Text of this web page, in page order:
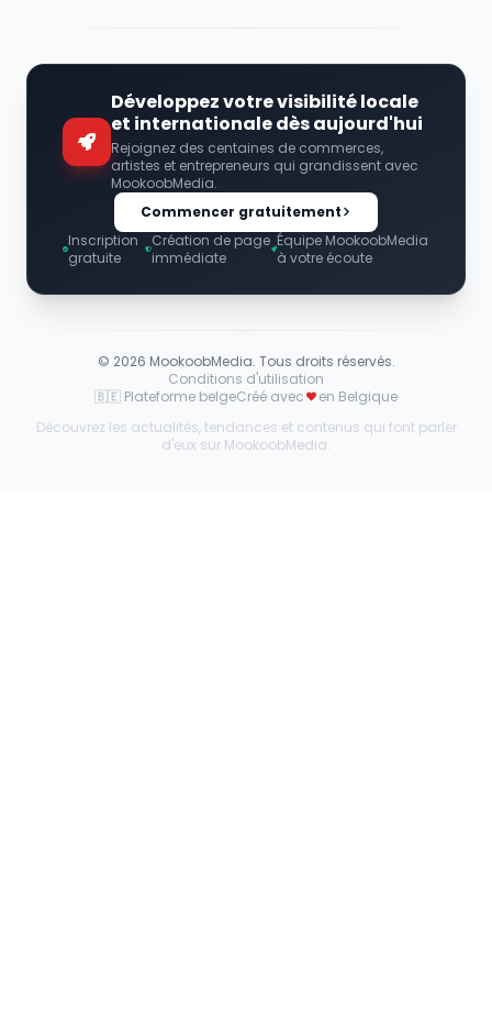
Développez votre visibilité locale
et internationale dès aujourd'hui
Rejoignez des centaines de commerces,
artistes et entrepreneurs qui grandissent avec
MookoobMedia.
Commencer gratuitement
Inscription
gratuite
Création de page
immédiate
Équipe MookoobMedia
à votre écoute
© 2026 MookoobMedia. Tous droits réservés.
Conditions d'utilisation
🇧🇪 Plateforme belgeCréé avec
en Belgique
Découvrez les actualités, tendances et contenus qui font parler
d'eux sur MookoobMedia.